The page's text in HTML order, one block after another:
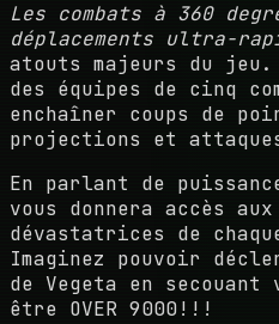
Les combats à 360
déplacements ultra-
atouts majeurs du jeu.
des équipes de cinq
enchaîner coups de
projections et
En parlant de
vous donnera accès
dévastatrices de
Imaginez pouvoir
de Vegeta en
être OVER 9000!!!